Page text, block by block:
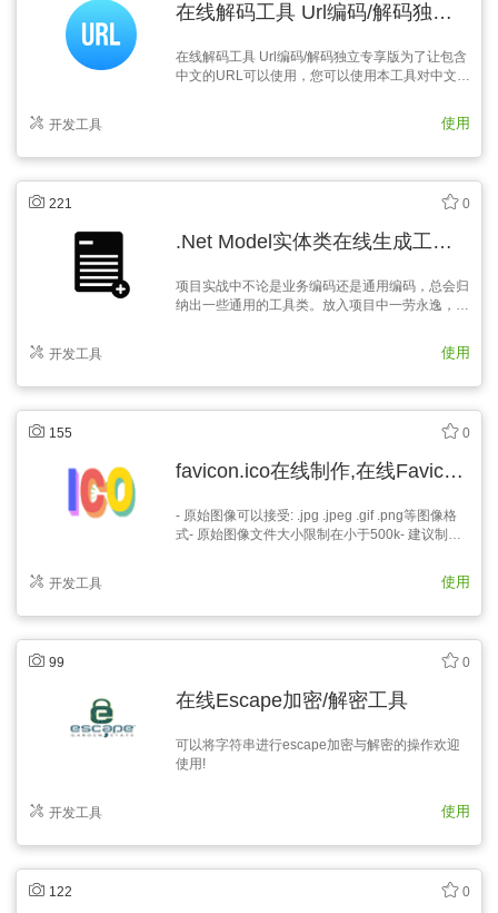
在线解码工具 Url编码/解码独立专享版
在线解码工具 Url编码/解码独立专享版为了让包含
中文的URL可以使用，您可以使用本工具对中文进
开发工具
使用
221 0
.Net Model实体类在线生成工具 SQLServer数据库实体类生成
项目实战中不论是业务编码还是通用编码，总会归
纳出一些通用的工具类。放入项目中一劳永逸，让
余的时间，将这些散落在多个项目中精致优雅的工
具类，归纳起来形成工程，方便后续工作的使用和
开发工具 使用
155 0
favicon.ico在线制作,在线Favicon.ico制作转换工具
- 原始图像可以接受: .jpg .jpeg .gif .png等图像格
式- 原始图像文件大小限制在小于500k- 建议制作
的ico尺寸,最后用上述小工具转换成ico图标格式.-
当然你也可以直接把原始尺寸的图像通过小工具直
开发工具 使用
99 0
在线Escape加密/解密工具
可以将字符串进行escape加密与解密的操作欢迎
使用!
开发工具 使用
122 0